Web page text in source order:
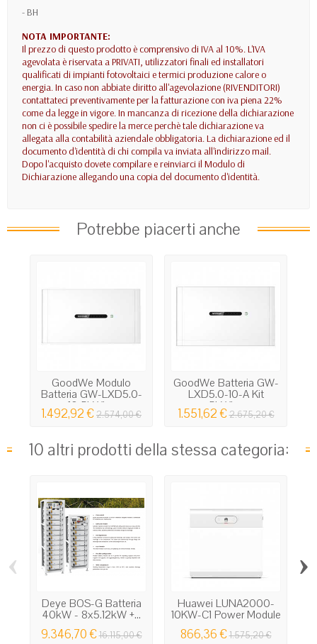
- BH
NOTA IMPORTANTE:
Il prezzo di questo prodotto è comprensivo di IVA al 10%. L'IVA
agevolata è riservata a PRIVATI, utilizzatori finali ed installatori
qualificati di impianti fotovoltaici e termici produzione calore o
energia. In caso non abbiate diritto all'agevolazione (RIVENDITORI)
contattateci preventivamente per la fatturazione con iva piena 22%
come da legge in vigore. In mancanza di ricezione della dichiarazione
non ci è possibile spedire la merce perchè tale dichiarazione va
allegata alla contabilità aziendale obbligatoria. La dichiarazione ed il
documento d'identità di chi compila va inviata all'indirizzo mail.
Dopo l'acquisto dovete compilare e reinviarci il Modulo di
Dichiarazione allegando una copia del documento d'identità.
Potrebbe piacerti anche
GoodWe Modulo
Batteria GW-LXD5.0-
10 5kWh...
1.492,92 €2.574,00 €
GoodWe Batteria GW-
LXD5.0-10-A Kit
5kWh...
1.551,62 €2.675,20 €
10 altri prodotti della stessa categoria:
Deye BOS-G Batteria
40kW - 8x5.12kW +...
9.346,70 €16.115,00 €
Huawei LUNA2000-
10KW-C1 Power Module
per...
866,36 €1.575,20 €
‹ ›